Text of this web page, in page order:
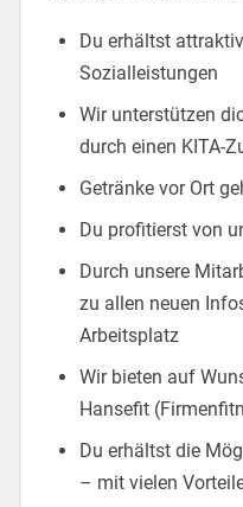
Du erhältst
Sozialleistungen
Wir unterstützen
durch einen KITA-
Getränke vor Ort
Du profitierst von
Durch unsere
zu allen neuen
Arbeitsplatz
Wir bieten auf
Hansefit
Du erhältst die
– mit vielen